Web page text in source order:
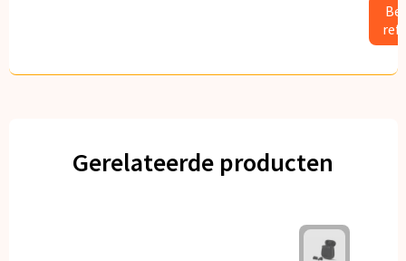
Gerelateerde producten